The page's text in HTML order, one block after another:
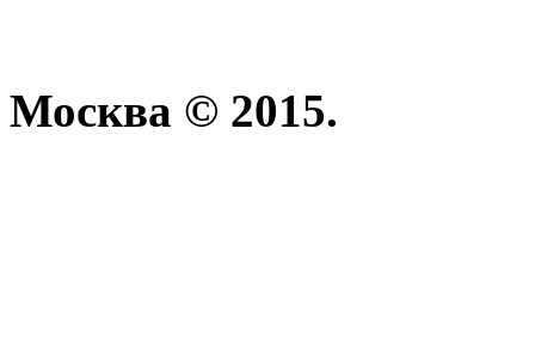
Москва © 2015.